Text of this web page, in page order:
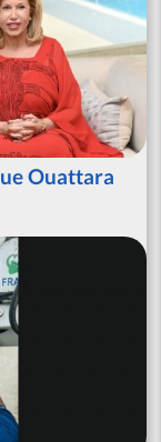
Ouattara